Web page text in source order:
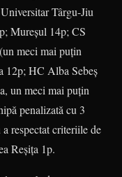
Târgu-Jiu
Mureşul 14p; CS
meci mai puţin
12p; HC Alba Sebeş
un meci mai puţin
penalizată cu 3
respectat criteriile de
Reşiţa 1p.